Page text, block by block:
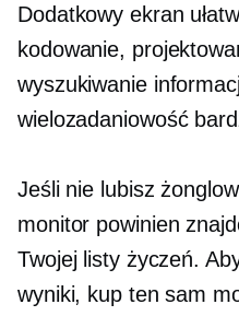
Dodatkowy ekran
kodowanie,
wyszukiwanie
wielozadaniowość
Jeśli nie lubisz
monitor powinien
Twojej listy życzeń.
wyniki, kup ten sam